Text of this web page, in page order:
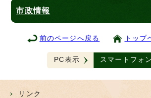
市政情報
前のページへ戻る トップ
PC表示 スマートフォ
リンク